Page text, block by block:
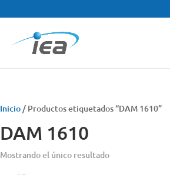
Inicio/ Productos etiquetados “DAM 1610”
DAM 1610
Mostrando el único resultado